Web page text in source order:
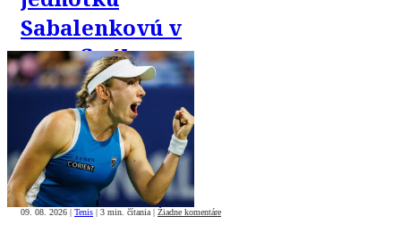
Sabalenkovú v
osemfinále
turnaja v
Toronte
09. 08. 2026 | Tenis | 3 min. čítania | Žiadne komentáre